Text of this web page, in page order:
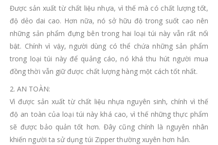
Được sản xuất từ chất liệu nhựa, vì thế mà có chất lượng tốt,
độ dẻo dai cao. Hơn nữa, nó sở hữu độ trong suốt cao nên
những sản phẩm đựng bên trong hai loại túi này vẫn rất nổi
bật. Chính vì vậy, người dùng có thể chứa những sản phẩm
trong loại túi này để quảng cáo, nó khá thu hút người mua
đồng thời vẫn giữ được chất lượng hàng một cách tốt nhất.
2. AN TOÀN:
Vì được sản xuất từ chất liệu nhựa nguyên sinh, chính vì thế
độ an toàn của loại túi này khá cao, vì thế những thực phẩm
sẽ được bảo quản tốt hơn. Đây cũng chính là nguyên nhân
khiến người ta sử dụng túi Zipper thường xuyên hơn hẳn.